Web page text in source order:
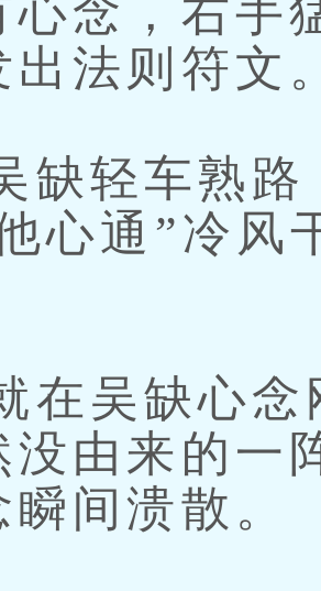
心念，右手
出法则符文
轻车熟路
心通”冷风
吴缺心念
没由来的一
间溃散。